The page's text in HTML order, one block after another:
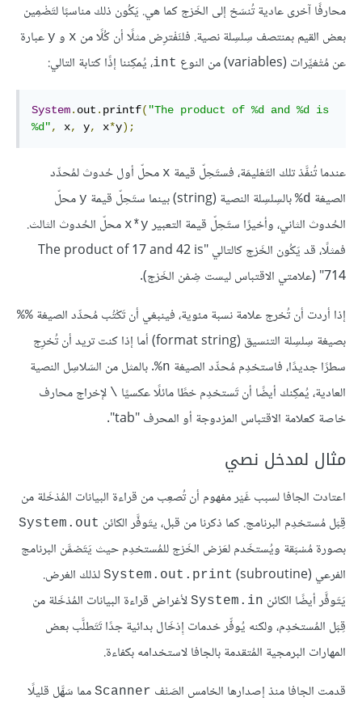
محارفًا آخرى عادية تُنسَخ إلى الخَرْج كما هي. يَكُون ذلك مناسبًا لتَضْمِين
بعض القيم بمنتصف سِلسِلة نصية. فلنَفْترِض مثلًا أن كُلًا من x و y عبارة
عن مُتْغيِّرات (variables) من النوع
int، يُمكِننا إذًا كتابة التالي:
System. out . printf( "The product of %d and %d is
%d", x, y, x*y);
عندما تُنفَّذ تلك التَعْليمَة، فستَحِلّ قيمة x محلّ أول حُدوث لمُحدِّد
الصيغة ‎%d بالسِلسِلة النصية (string) بينما ستَحِلّ قيمة y محلّ
الحُدوث الثاني، وأخيرًا ستَحِلّ قيمة التعبير x*y محلّ الحُدوث الثالث.
فمثلًا، قد يَكُون الخَرْج كالتالي "The product of 17 and 42 is
714" (علامتي الاقتباس ليست ضِمْن الخَرْج).
إذا أردت أن تُخرج علامة نسبة مئوية، فينبغي أن تَكْتُب مُحدِّد الصيغة %%
بصيغة سِلسِلة التنسيق (format string) أما إذا كنت تريد أن تُخرِج
سطرًا جديدًا، فاستخدِم مُحدِّد الصيغة ‎%n. بالمثل من السَلاسِل النصية
العادية، يُمكِنك أيضًا أن تَستخدِم خطًا مائلًا عكسيًا \ لإخراج محارف
خاصة كعلامة الاقتباس المزدوجة أو المحرف "tab".
مثال لمدخل نصي
اعتادت الجافا لسبب غَيْر مفهوم أن تُصعِب من قراءة البيانات المُدْخَلة من
قِبَل مُستخدِم البرنامج. كما ذكرنا من قبل، يتَوفَّر الكائن System.out
بصورة مُسْبَقة ويُستخَدم لعَرْض الخَرْج للمُستخدِم حيث يَتَضمَّن البرنامج
الفرعي (subroutine)‏
System.out.print لذلك الغرض.
يَتَوفَّر أيضًا الكائن System.in لأغراض قراءة البيانات المُدْخَلة من
قِبَل المُستخدِم، ولكنه يُوفِّر خدمات إِدْخَال بدائية جدًا تَتَطلَّب بعض
المهارات البرمجية المُتقدمة بالجافا لاستخدامه بكفاءة.
قدمت الجافا منذ إصدارها الخامس الصَنْف Scanner مما سَهَّل قليلًا